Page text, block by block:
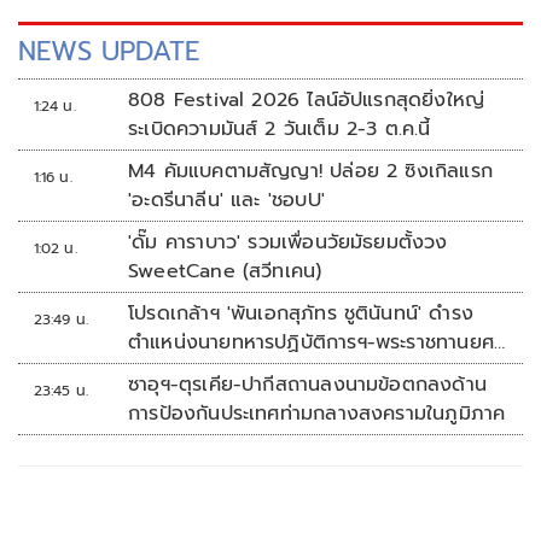
NEWS UPDATE
1:24 น.
808 Festival 2026 ไลน์อัปแรกสุดยิ่งใหญ่
ระเบิดความมันส์ 2 วันเต็ม 2-3 ต.ค.นี้
1:16 น.
M4 คัมแบคตามสัญญา! ปล่อย 2 ซิงเกิลแรก
'อะดรีนาลีน' และ 'ชอบU'
1:02 น.
'ดั๊ม คาราบาว' รวมเพื่อนวัยมัธยมตั้งวง
SweetCane (สวีทเคน)
23:49 น.
โปรดเกล้าฯ 'พันเอกสุภัทร ชูตินันทน์' ดำรง
ตำแหน่งนายทหารปฏิบัติการฯ-พระราชทานยศ
'พลตรี'
23:45 น.
ซาอุฯ-ตุรเคีย-ปากีสถานลงนามข้อตกลงด้าน
การป้องกันประเทศท่ามกลางสงครามในภูมิภาค